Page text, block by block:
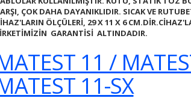
ÇOK DAHA DAYANIKLIDIR. SICAK VE
ÖLÇÜLERİ, 29 X 11 X 6
GARANTİSİ ALTINDADIR.
11 /
11-SX